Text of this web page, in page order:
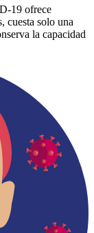
19 ofrece
cuesta solo una
la capacidad